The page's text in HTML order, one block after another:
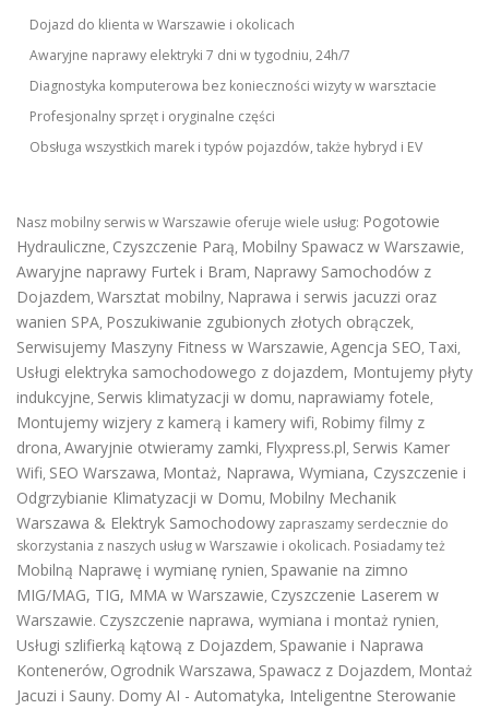
Dojazd do klienta w Warszawie i okolicach
Awaryjne naprawy elektryki 7 dni w tygodniu, 24h/7
Diagnostyka komputerowa bez konieczności wizyty w warsztacie
Profesjonalny sprzęt i oryginalne części
Obsługa wszystkich marek i typów pojazdów, także hybryd i EV
Nasz mobilny serwis w Warszawie oferuje wiele usług: Pogotowie
Hydrauliczne, Czyszczenie Parą, Mobilny Spawacz w Warszawie,
Awaryjne naprawy Furtek i Bram, Naprawy Samochodów z
Dojazdem, Warsztat mobilny, Naprawa i serwis jacuzzi oraz
wanien SPA, Poszukiwanie zgubionych złotych obrączek,
Serwisujemy Maszyny Fitness w Warszawie, Agencja SEO, Taxi,
Usługi elektryka samochodowego z dojazdem, Montujemy płyty
indukcyjne, Serwis klimatyzacji w domu, naprawiamy fotele,
Montujemy wizjery z kamerą i kamery wifi, Robimy filmy z
drona, Awaryjnie otwieramy zamki, Flyxpress.pl, Serwis Kamer
Wifi, SEO Warszawa, Montaż, Naprawa, Wymiana, Czyszczenie i
Odgrzybianie Klimatyzacji w Domu, Mobilny Mechanik
Warszawa & Elektryk Samochodowy zapraszamy serdecznie do
skorzystania z naszych usług w Warszawie i okolicach. Posiadamy też
Mobilną Naprawę i wymianę rynien, Spawanie na zimno
MIG/MAG, TIG, MMA w Warszawie, Czyszczenie Laserem w
Warszawie. Czyszczenie naprawa, wymiana i montaż rynien,
Usługi szlifierką kątową z Dojazdem, Spawanie i Naprawa
Kontenerów, Ogrodnik Warszawa, Spawacz z Dojazdem, Montaż
Jacuzi i Sauny. Domy AI - Automatyka, Inteligentne Sterowanie